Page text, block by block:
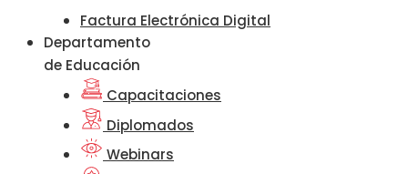
Factura Electrónica Digital
Departamento
de Educación
Capacitaciones
Diplomados
Webinars